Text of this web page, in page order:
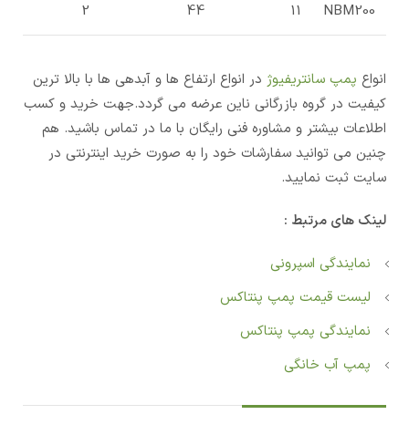
NBM200
11
44
2
انواع پمپ سانتریفیوژ در انواع ارتفاع ها و آبدهی ها با بالا ترین
کیفیت در گروه بازرگانی ناین عرضه می گردد.جهت خرید و کسب
اطلاعات بیشتر و مشاوره فنی رایگان با ما در تماس باشید. هم
چنین می توانید سفارشات خود را به صورت خرید اینترنتی در
سایت ثبت نمایید.
لینک های مرتبط :
نمایندگی اسپرونی
لیست قیمت پمپ پنتاکس
نمایندگی پمپ پنتاکس
پمپ آب خانگی